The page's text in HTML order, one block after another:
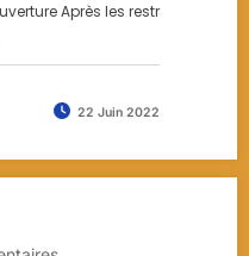
Après les restr
22 Juin 2022